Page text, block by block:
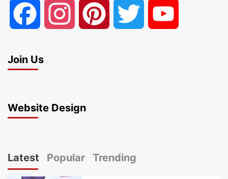
Facebook Instagram Pinterest Twitter
Join Us
Website Design
Latest Popular Trending